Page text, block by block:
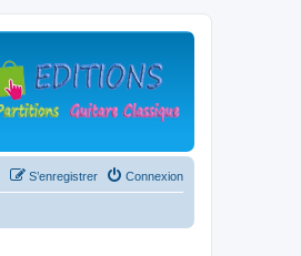
Connexion
S’enregistrer